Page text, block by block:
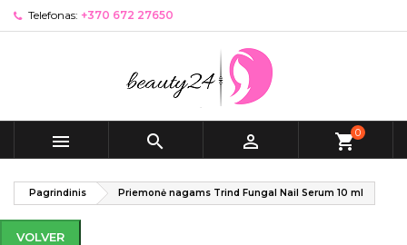
Telefonas: +370 672 27650
   shopping_cart0
Pagrindinis Priemonė nagams Trind Fungal Nail Serum 10 ml
VOLVER